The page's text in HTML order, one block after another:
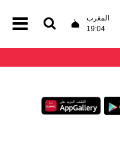
المغرب
19:04